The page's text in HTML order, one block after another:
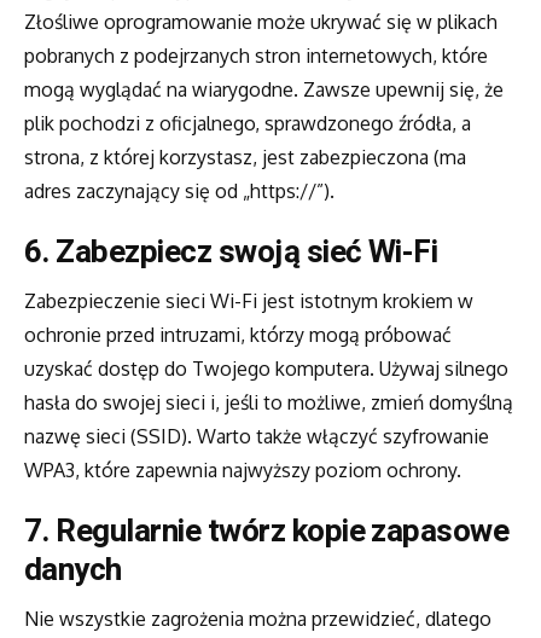
Złośliwe oprogramowanie może ukrywać się w plikach
pobranych z podejrzanych stron internetowych, które
mogą wyglądać na wiarygodne. Zawsze upewnij się, że
plik pochodzi z oficjalnego, sprawdzonego źródła, a
strona, z której korzystasz, jest zabezpieczona (ma
adres zaczynający się od „https://”).
6. Zabezpiecz swoją sieć Wi-Fi
Zabezpieczenie sieci Wi-Fi jest istotnym krokiem w
ochronie przed intruzami, którzy mogą próbować
uzyskać dostęp do Twojego komputera. Używaj silnego
hasła do swojej sieci i, jeśli to możliwe, zmień domyślną
nazwę sieci (SSID). Warto także włączyć szyfrowanie
WPA3, które zapewnia najwyższy poziom ochrony.
7. Regularnie twórz kopie zapasowe
danych
Nie wszystkie zagrożenia można przewidzieć, dlatego